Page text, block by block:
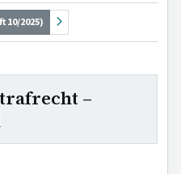
10/2025)
–